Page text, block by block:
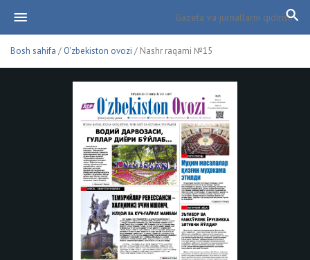
Bosh sahifa / O'zbekiston ovozi / Nashr raqami №15